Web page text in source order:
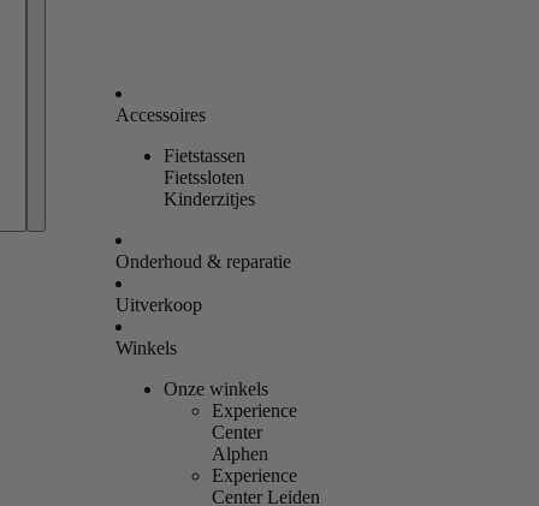
Accessoires
Fietstassen
Fietssloten
Kinderzitjes
Onderhoud & reparatie
Uitverkoop
Winkels
Onze winkels
Experience
Center
Alphen
Experience
Center Leiden
Bestellingen
Profiel